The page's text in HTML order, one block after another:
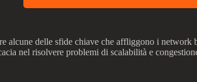
alcune delle sfide chiave che affliggono i
nel risolvere problemi di scalabilità e